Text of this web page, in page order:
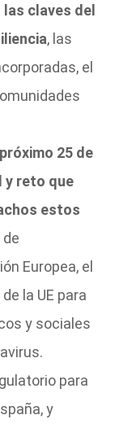
claves del
, las
el
25 de
y reto que
estos
Europea, el
la UE para
y sociales
para
y